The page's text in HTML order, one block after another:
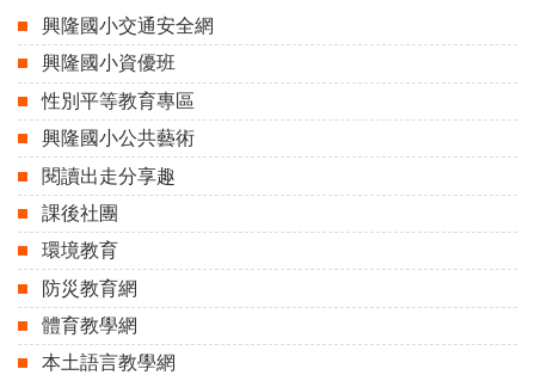
興隆國小交通安全網
興隆國小資優班
性別平等教育專區
興隆國小公共藝術
閱讀出走分享趣
課後社團
環境教育
防災教育網
體育教學網
本土語言教學網